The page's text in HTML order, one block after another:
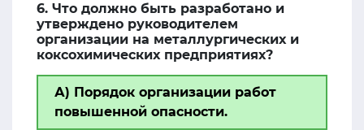
6. Что должно быть разработано и
утверждено руководителем
организации на металлургических и
коксохимических предприятиях?
А) Порядок организации работ
повышенной опасности.